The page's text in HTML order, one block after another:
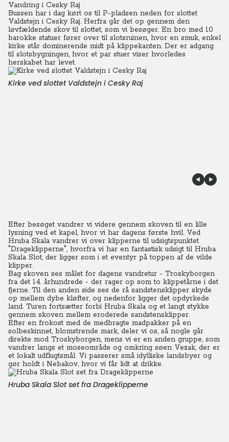
Vandring i Cesky Raj
Bussen har i dag kørt os til P-pladsen neden for slottet
Valdstejn i Cesky Raj. Herfra går det op gennem den
løvfældende skov til slottet, som vi besøger. En bro med 10
barokke statuer fører over til slotsruinen, hvor en smuk, enkel
kirke står dominerende midt på klippekanten. Der er adgang
til slotsbygningen, hvor et par stuer viser hvorledes
herskabet har levet.
Kirke ved slottet Valdstejn i Cesky Raj
Efter besøget vandrer vi videre gennem skoven til en lille
lysning ved et kapel, hvor vi har dagens første hvil. Ved
Hruba Skala vandrer vi over klipperne til udsigtspunktet
"Drageklipperne", hvorfra vi har en fantastisk udsigt til Hruba
Skala Slot, der ligger som i et eventyr på toppen af de vilde
klipper.
Bag skoven ses målet for dagens vandretur - Troskyborgen
fra det 14. århundrede - der rager op som to klippetårne i det
fjerne. Til den anden side ses de rå sandstensklipper skyde
op mellem dybe kløfter, og nedenfor ligger det opdyrkede
land. Turen fortsætter forbi Hruba Skala og et langt stykke
gennem skoven mellem eroderede sandstensklipper.
Efter en frokost med de medbragte madpakker på en
solbeskinnet, blomstrende mark, deler vi os, så nogle går
direkte mod Troskyborgen, mens vi er en anden gruppe, som
vandrer langs et moseområde og omkring søen Vezak, der er
et lokalt udflugtsmål. Vi passerer små idylliske landsbyer og
gør holdt i Nebakov, hvor vi får lidt at drikke.
Hruba Skala Slot set fra Drageklipperne